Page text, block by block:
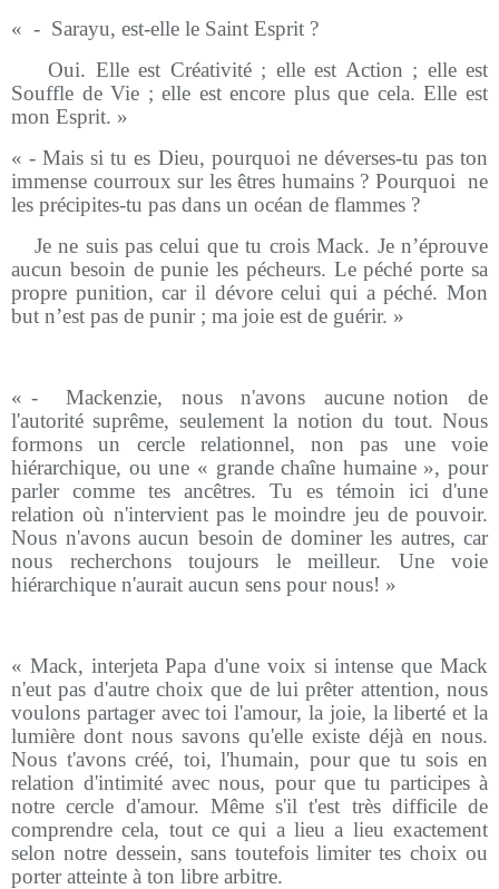
« - Sarayu, est-elle le Saint Esprit ?
Oui. Elle est Créativité ; elle est Action ; elle est
Souffle de Vie ; elle est encore plus que cela. Elle est
mon Esprit. »
« - Mais si tu es Dieu, pourquoi ne déverses-tu pas ton
immense courroux sur les êtres humains ? Pourquoi ne
les précipites-tu pas dans un océan de flammes ?
Je ne suis pas celui que tu crois Mack. Je n’éprouve
aucun besoin de punie les pécheurs. Le péché porte sa
propre punition, car il dévore celui qui a péché. Mon
but n’est pas de punir ; ma joie est de guérir. »
« - Mackenzie, nous n'avons aucune notion de
l'autorité suprême, seulement la notion du tout. Nous
formons un cercle relationnel, non pas une voie
hiérarchique, ou une « grande chaîne humaine », pour
parler comme tes ancêtres. Tu es témoin ici d'une
relation où n'intervient pas le moindre jeu de pouvoir.
Nous n'avons aucun besoin de dominer les autres, car
nous recherchons toujours le meilleur. Une voie
hiérarchique n'aurait aucun sens pour nous! »
« Mack, interjeta Papa d'une voix si intense que Mack
n'eut pas d'autre choix que de lui prêter attention, nous
voulons partager avec toi l'amour, la joie, la liberté et la
lumière dont nous savons qu'elle existe déjà en nous.
Nous t'avons créé, toi, l'humain, pour que tu sois en
relation d'intimité avec nous, pour que tu participes à
notre cercle d'amour. Même s'il t'est très difficile de
comprendre cela, tout ce qui a lieu a lieu exactement
selon notre dessein, sans toutefois limiter tes choix ou
porter atteinte à ton libre arbitre.